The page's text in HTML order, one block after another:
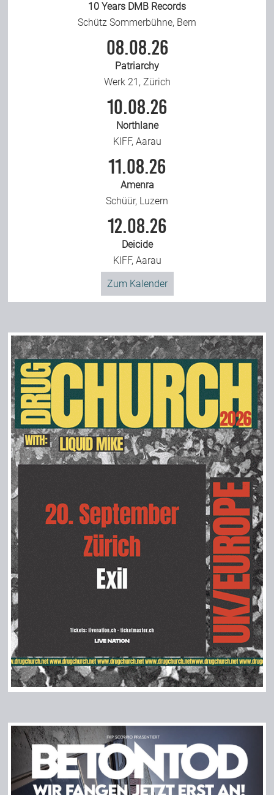
10 Years DMB Records
Schütz Sommerbühne, Bern
08.08.26
Patriarchy
Werk 21, Zürich
10.08.26
Northlane
KIFF, Aarau
11.08.26
Amenra
Schüür, Luzern
12.08.26
Deicide
KIFF, Aarau
Zum Kalender